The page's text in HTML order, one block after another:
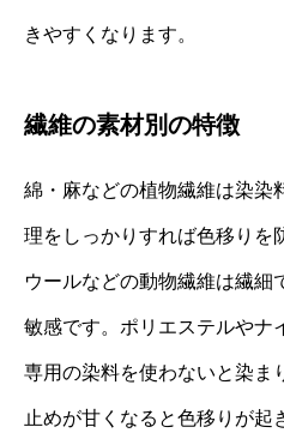
きやすくなります。
繊維の素材別の特徴
綿・麻などの植物繊維は染染
理をしっかりすれば色移りを
ウールなどの動物繊維は繊細
敏感です。ポリエステルやナ
専用の染料を使わないと染ま
止めが甘くなると色移りが起